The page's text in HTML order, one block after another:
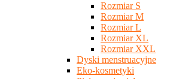
Rozmiar S
Rozmiar M
Rozmiar L
Rozmiar XL
Rozmiar XXL
Dyski menstruacyjne
Eko-kosmetyki